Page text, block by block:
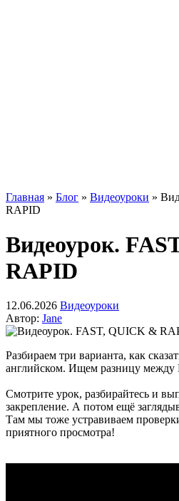
Главная » Блог » Видеоуроки »
RAPID
Видеоурок.
RAPID
12.06.2026 Видеоуроки
Автор: Jane
Разбираем три варианта, как
английском. Ищем разницу
Смотрите урок, разбирайтесь и
закрепление. А потом ещё
Там мы тоже устравиваем
приятного просмотра!